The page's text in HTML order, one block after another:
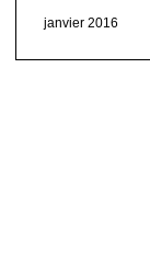
janvier 2016